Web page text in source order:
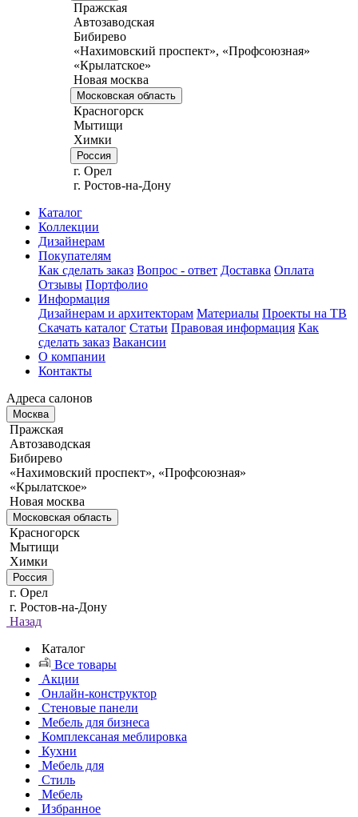
Пражская
Автозаводская
Бибирево
«Нахимовский проспект», «Профсоюзная»
«Крылатское»
Новая москва
Московская область
Красногорск
Мытищи
Химки
Россия
г. Орел
г. Ростов-на-Дону
Каталог
Коллекции
Дизайнерам
Покупателям
Как сделать заказ Вопрос - ответ Доставка Оплата
Отзывы Портфолио
Информация
Дизайнерам и архитекторам Материалы Проекты на ТВ
Скачать каталог Статьи Правовая информация Как
сделать заказ Вакансии
О компании
Контакты
Адреса салонов
Москва
Пражская
Автозаводская
Бибирево
«Нахимовский проспект», «Профсоюзная»
«Крылатское»
Новая москва
Московская область
Красногорск
Мытищи
Химки
Россия
г. Орел
г. Ростов-на-Дону
Назад
Каталог
Все товары
Акции
Онлайн-конструктор
Стеновые панели
Мебель для бизнеса
Комплексаная меблировка
Кухни
Мебель для
Стиль
Мебель
Избранное